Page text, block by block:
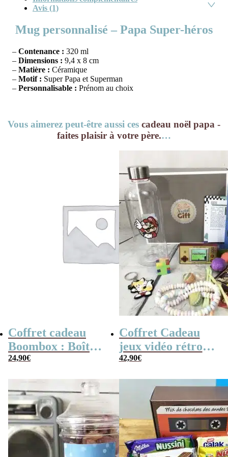
Avis (1)
Mug personnalisé – Papa Super-héros
– Contenance : 320 ml
– Dimensions : 9,4 x 8 cm
– Matière : Céramique
– Motif : Super Papa et Superman
– Personnalisable : Prénom au choix
Vous aimerez peut-être aussi ces cadeau noël papa -
faites plaisir à votre père.…
Coffret cadeau
Boombox : Boîte
bonbons des
Coffret bonbon
24,90€
Coffret Cadeau
jeux vidéo rétro
(avec sa console de
42,90€